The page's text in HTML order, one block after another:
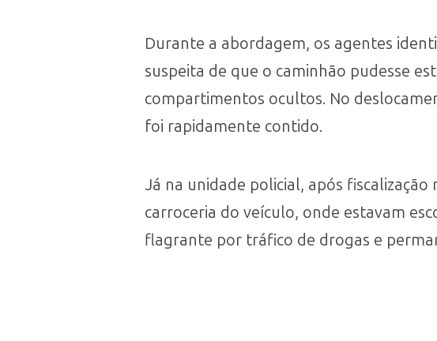
Durante a abordagem, os agentes
suspeita de que o caminhão pudesse
compartimentos ocultos. No
foi rapidamente contido.
Já na unidade policial, após
carroceria do veículo, onde estavam
flagrante por tráfico de drogas e